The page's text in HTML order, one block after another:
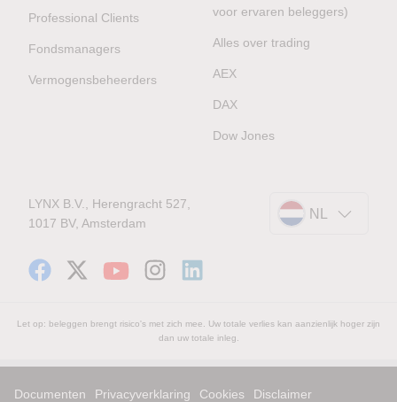
Professional Clients
Fondsmanagers
Vermogensbeheerders
voor ervaren beleggers)
Alles over trading
AEX
DAX
Dow Jones
LYNX B.V., Herengracht 527,
1017 BV, Amsterdam
NL
Let op: beleggen brengt risico's met zich mee. Uw totale verlies kan aanzienlijk hoger zijn
dan uw totale inleg.
Documenten Privacyverklaring Cookies
Disclaimer